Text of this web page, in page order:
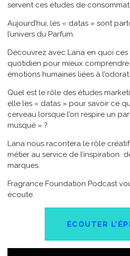
servent ces études de
Aujourd’hui, les « datas » sont
l’univers du Parfum.
Découvrez avec Lana en quoi
quotidien pour mieux
émotions humaines liées à l’odorat.
Quel est le rôle des études
elle les « datas » pour savoir ce
cerveau lorsque l’on respire un
musqué » ?
Lana nous racontera le rôle créatif
métier au service de l’inspiration
marques.
Fragrance Foundation Podcast
écoute.
ÉCOUTER